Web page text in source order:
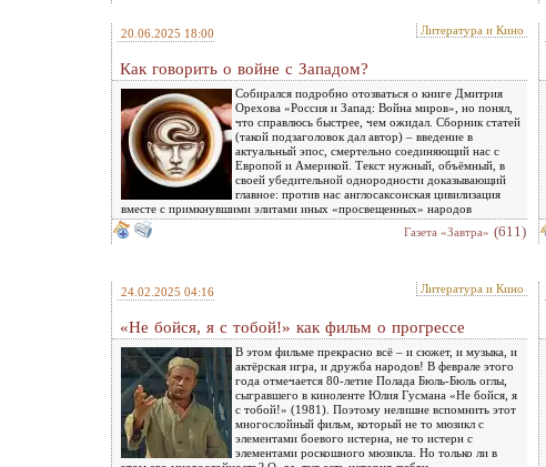
20.06.2025 18:00 Литература и Кино
Как говорить о войне с Западом?
Собирался подробно отозваться о книге Дмитрия
Орехова «Россия и Запад: Война миров», но понял,
что справлюсь быстрее, чем ожидал. Сборник статей
(такой подзаголовок дал автор) – введение в
актуальный эпос, смертельно соединяющий нас с
Европой и Америкой. Текст нужный, объёмный, в
своей убедительной однородности доказывающий
главное: против нас англосаксонская цивилизация
вместе с примкнувшими элитами иных «просвещенных» народов
Газета «Завтра» (611)
24.02.2025 04:16 Литература и Кино
«Не бойся, я с тобой!» как фильм о прогрессе
В этом фильме прекрасно всё – и сюжет, и музыка, и
актёрская игра, и дружба народов! В феврале этого
года отмечается 80-летие Полада Бюль-Бюль оглы,
сыгравшего в киноленте Юлия Гусмана «Не бойся, я
с тобой!» (1981). Поэтому нелишне вспомнить этот
многослойный фильм, который не то мюзикл с
элементами боевого истерна, не то истерн с
элементами роскошного мюзикла. Но только ли в